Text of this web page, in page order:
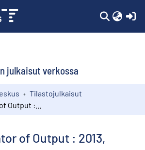
julkaisut verkossa
Tilastojulkaisut
of Output : 2013,